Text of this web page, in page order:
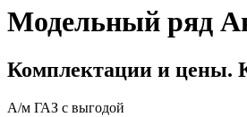
Модельный ряд
Комплектации и цены.
А/м ГАЗ с выгодой